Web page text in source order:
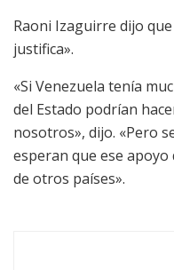
Raoni Izaguirre dijo
justifica».
«Si Venezuela tenía
del Estado podrían
nosotros», dijo. «Pero
esperan que ese
de otros países».